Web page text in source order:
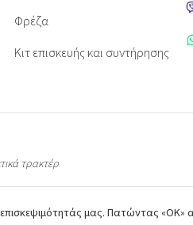
Φρέζα
Κιτ επισκευής και συντήρησης
τρακτέρ
προστατεύονται από πνευματικάμας. Πατώντας «ΟΚ»